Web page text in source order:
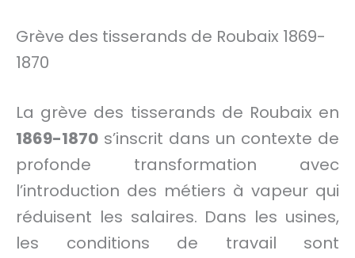
Grève des tisserands de Roubaix 1869-
1870
La grève des tisserands de Roubaix en
1869-1870 s’inscrit dans un contexte de
profonde transformation avec
l’introduction des métiers à vapeur qui
réduisent les salaires. Dans les usines,
les conditions de travail sont